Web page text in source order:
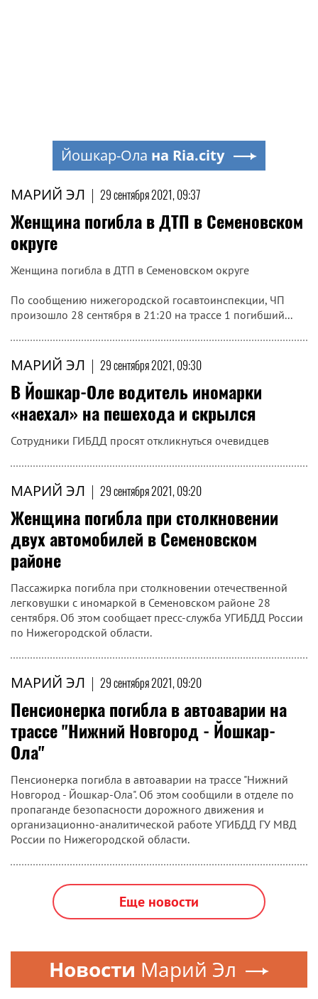
МАРИЙ ЭЛ | 29 сентября 2021, 09:37
Женщина погибла в ДТП в Семеновском
округе
Женщина погибла в ДТП в Семеновском округе
По сообщению нижегородской госавтоинспекции, ЧП
произошло 28 сентября в 21:20 на трассе 1 погибший...
МАРИЙ ЭЛ | 29 сентября 2021, 09:30
В Йошкар-Оле водитель иномарки
«наехал» на пешехода и скрылся
Сотрудники ГИБДД просят откликнуться очевидцев
МАРИЙ ЭЛ | 29 сентября 2021, 09:20
Женщина погибла при столкновении
двух автомобилей в Семеновском
районе
Пассажирка погибла при столкновении отечественной
легковушки с иномаркой в Семеновском районе 28
сентября. Об этом сообщает пресс-служба УГИБДД России
по Нижегородской области.
МАРИЙ ЭЛ | 29 сентября 2021, 09:20
Пенсионерка погибла в автоаварии на
трассе "Нижний Новгород - Йошкар-
Ола"
Пенсионерка погибла в автоаварии на трассе "Нижний
Новгород - Йошкар-Ола". Об этом сообщили в отделе по
пропаганде безопасности дорожного движения и
организационно-аналитической работе УГИБДД ГУ МВД
России по Нижегородской области.
Еще новости
Йошкар-Ола на Ria.city
Новости Марий Эл